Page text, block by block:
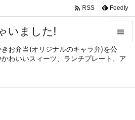
いました!
お弁当(オリジナルのキャラ弁)を公
わいいスィーツ、ランチプレート、ア


メニュ
サイド
 RSS Feedly